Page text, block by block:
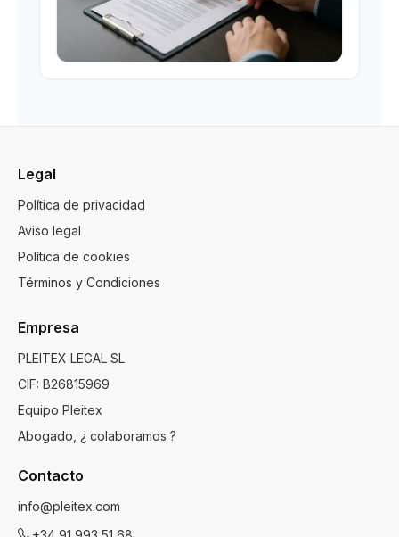
Legal
Política de privacidad
Aviso legal
Política de cookies
Términos y Condiciones
Empresa
PLEITEX LEGAL SL
CIF: B26815969
Equipo Pleitex
Abogado, ¿ colaboramos ?
Contacto
info@pleitex.com